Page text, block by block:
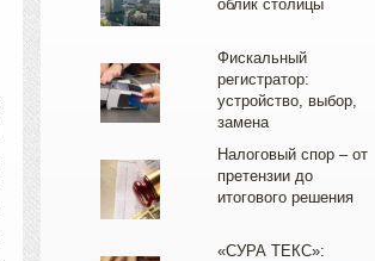
облик столицы
Фискальный
регистратор:
устройство, выбор,
замена
Налоговый спор – от
претензии до
итогового решения
«СУРА ТЕКС»: